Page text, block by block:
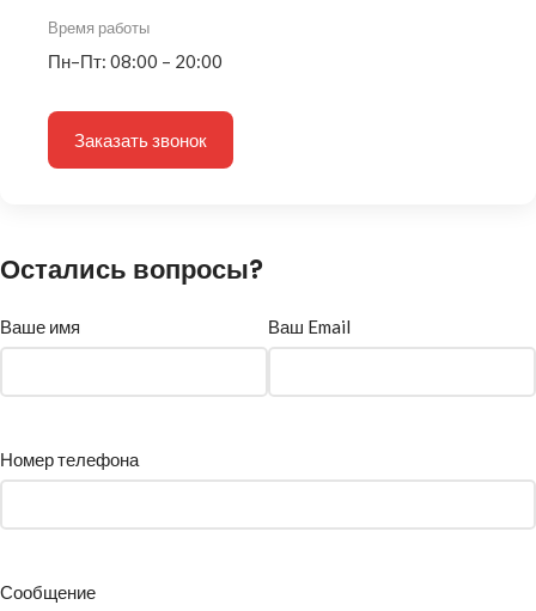
Время работы
Пн–Пт: 08:00 – 20:00
Заказать звонок
Остались вопросы?
Ваше имя Ваш Email
Номер телефона
Сообщение